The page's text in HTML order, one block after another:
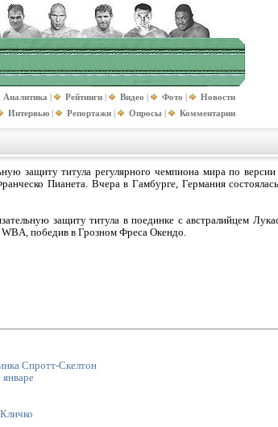
Аналитика | Рейтинги | Видео | Фото |
Новости
Интервью | Репортажи | Опросы | Комментарии
защиту титула регулярного чемпиона мира по
Пианета. Вчера в Гамбурге, Германия
защиту титула в поединке с австралийцем
WBA, победив в Грозном Фреса Окендо.
Спротт-Скелтон